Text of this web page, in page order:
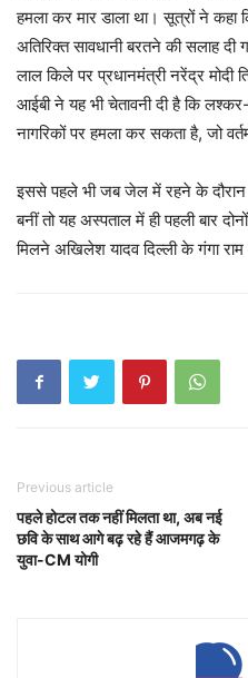
हमला कर मार डाला था। सूत्रों ने कहा
अतिरिक्त सावधानी बरतने की सलाह
लाल किले पर प्रधानमंत्री नरेंद्र मोदी
आईबी ने यह भी चेतावनी दी है कि
नागरिकों पर हमला कर सकता है, जो
इससे पहले भी जब जेल में रहने के
बनीं तो यह अस्पताल में ही पहली बार
मिलने अखिलेश यादव दिल्ली के गंगा
Previous article
पहले होटल तक नहीं मिलता था, अब नई
छवि के साथ आगे बढ़ रहे हैं आजमगढ़ के
युवा-CM योगी